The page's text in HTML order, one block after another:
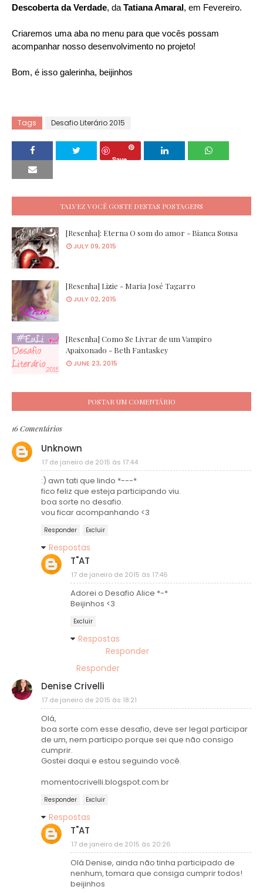
Descoberta da Verdade, da Tatiana Amaral, em Fevereiro.
Criaremos uma aba no menu para que vocês possam
acompanhar nosso desenvolvimento no projeto!
Bom, é isso galerinha, beijinhos
Tags Desafio Literário 2015
Save
TALVEZ VOCÊ GOSTE DESTAS POSTAGENS
[Resenha]: Eterna O som do amor - Bianca Sousa
JULY 09, 2015
[Resenha] Lizie - Maria José Tagarro
JULY 02, 2015
[Resenha] Como Se Livrar de um Vampiro
Apaixonado - Beth Fantaskey
JUNE 23, 2015
POSTAR UM COMENTÁRIO
16 Comentários
Unknown
17 de janeiro de 2015 às 17:44
:) awn tati que lindo *---*
fico feliz que esteja participando viu.
boa sorte no desafio.
vou ficar acompanhando <3
Responder Excluir
Respostas
T"AT
17 de janeiro de 2015 às 17:46
Adorei o Desafio Alice *-*
Beijinhos <3
Excluir
Respostas
Responder
Responder
Denise Crivelli
17 de janeiro de 2015 às 18:21
Olá,
boa sorte com esse desafio, deve ser legal participar
de um, nem participo porque sei que não consigo
cumprir.
Gostei daqui e estou seguindo você.
momentocrivelli.blogspot.com.br
Responder Excluir
Respostas
T"AT
17 de janeiro de 2015 às 20:26
Olá Denise, ainda não tinha participado de
nenhum, tomara que consiga cumprir todos!
beijinhos